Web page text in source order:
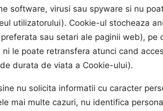
software, virusi sau spyware si nu
utilizatorului). Cookie-ul stocheaza
sau setari ale paginii web), pe
ni le poate retransfera atunci cand
durata de viata a Cookie-ului).
nu solicita informatii cu caracter
mai multe cazuri, nu identifica